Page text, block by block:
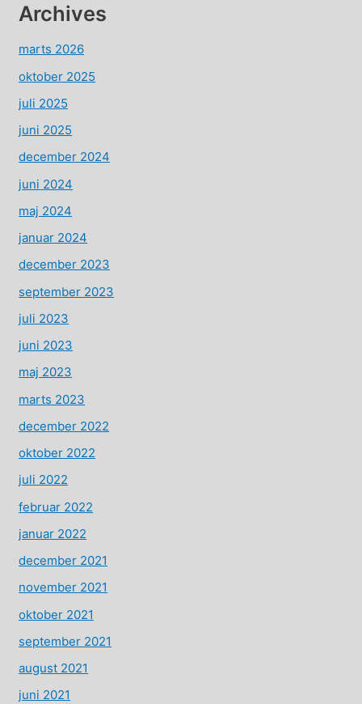
Archives
marts 2026
oktober 2025
juli 2025
juni 2025
december 2024
juni 2024
maj 2024
januar 2024
december 2023
september 2023
juli 2023
juni 2023
maj 2023
marts 2023
december 2022
oktober 2022
juli 2022
februar 2022
januar 2022
december 2021
november 2021
oktober 2021
september 2021
august 2021
juni 2021